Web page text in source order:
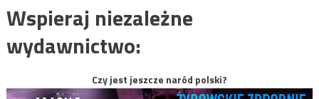
Wspieraj niezależne
wydawnictwo:
Czy jest jeszcze naród polski?